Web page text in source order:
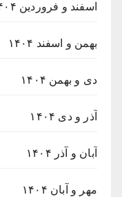
اسفند و فروردین ۱۴۰۴
بهمن و اسفند ۱۴۰۴
دی و بهمن ۱۴۰۴
آذر و دی ۱۴۰۴
آبان و آذر ۱۴۰۴
مهر و آبان ۱۴۰۴